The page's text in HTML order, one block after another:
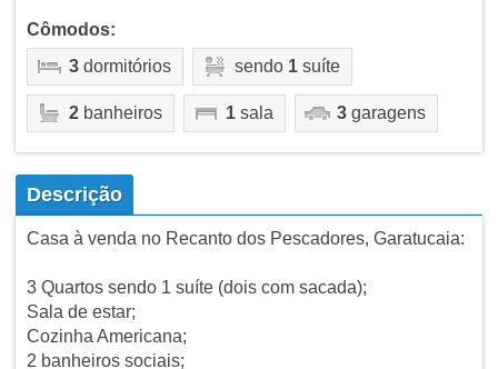
Cômodos:
3dormitórios sendo 1suíte
2banheiros 1sala 3garagens
Descrição
Casa à venda no Recanto dos Pescadores, Garatucaia:
3 Quartos sendo 1 suíte (dois com sacada);
Sala de estar;
Cozinha Americana;
2 banheiros sociais;